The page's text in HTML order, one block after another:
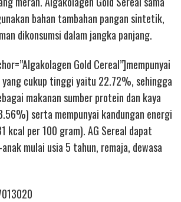
bahan tambahan pangan sintetik,
dikonsumsi dalam jangka panjang.
Gold Cereal”]mempunyai
cukup tinggi yaitu 22.72%, sehingga
makanan sumber protein dan kaya
serta mempunyai kandungan energi
kcal per 100 gram). AG Sereal dapat
mulai usia 5 tahun, remaja, dewasa